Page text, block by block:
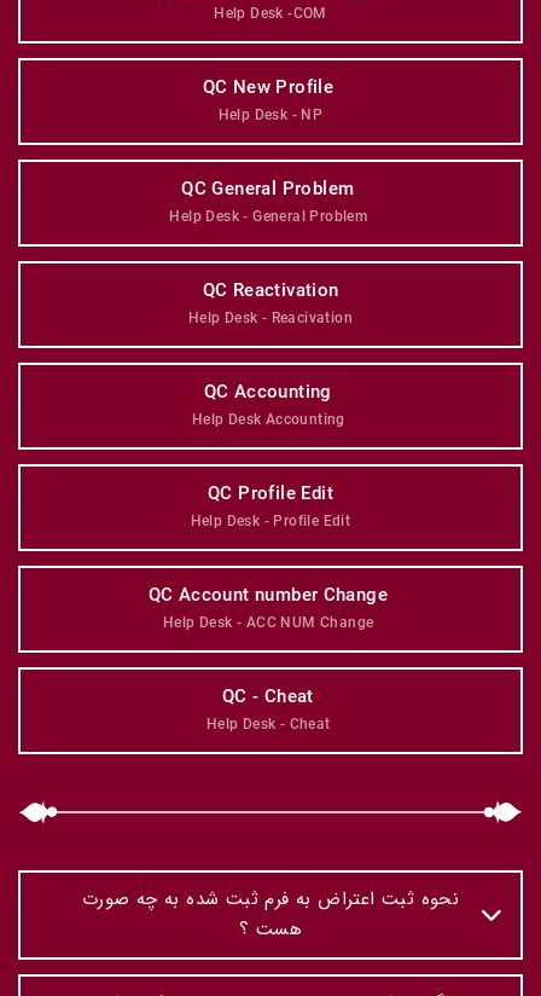
Help Desk -COM
QC New Profile
Help Desk - NP
QC General Problem
Help Desk - General Problem
QC Reactivation
Help Desk - Reacivation
QC Accounting
Help Desk Accounting
QC Profile Edit
Help Desk - Profile Edit
QC Account number Change
Help Desk - ACC NUM Change
QC - Cheat
Help Desk - Cheat
نحوه ثبت اعتراض به فرم ثبت شده به چه صورت
هست ؟